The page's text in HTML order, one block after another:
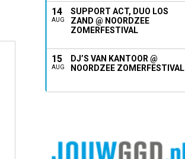
14
AUG
SUPPORT ACT, DUO LOS
ZAND @ NOORDZEE
ZOMERFESTIVAL
15
AUG
DJ’S VAN KANTOOR @
NOORDZEE ZOMERFESTIVAL